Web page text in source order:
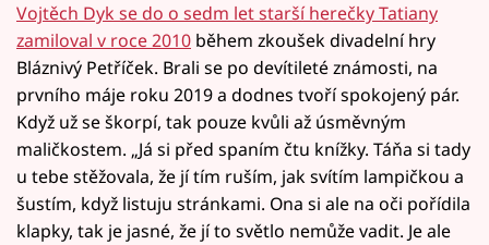
Vojtěch Dyk se do o sedm let starší herečky Tatiany
zamiloval v roce 2010 během zkoušek divadelní hry
Bláznivý Petříček. Brali se po devítileté známosti, na
prvního máje roku 2019 a dodnes tvoří spokojený pár.
Když už se škorpí, tak pouze kvůli až úsměvným
maličkostem. „Já si před spaním čtu knížky. Táňa si tady
u tebe stěžovala, že jí tím ruším, jak svítím lampičkou a
šustím, když listuju stránkami. Ona si ale na oči pořídila
klapky, tak je jasné, že jí to světlo nemůže vadit. Je ale